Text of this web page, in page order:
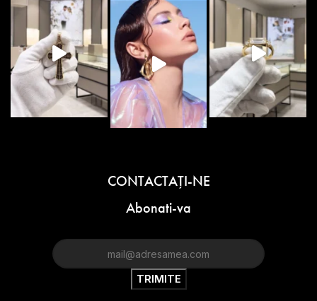
CONTACTAŢI-NE
Abonati-va